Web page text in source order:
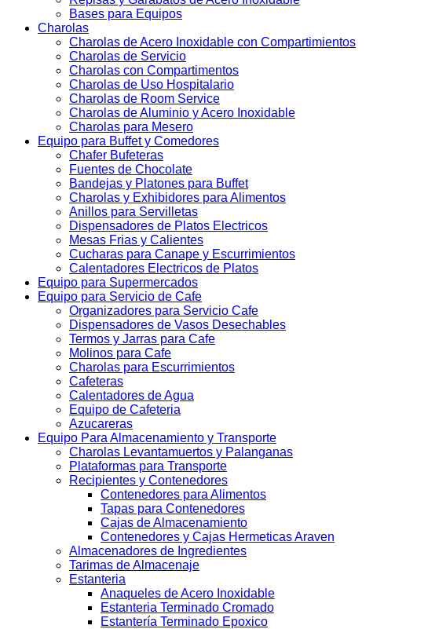
Bases para Equipos
Charolas
Charolas de Acero Inoxidable con Compartimientos
Charolas de Servicio
Charolas con Compartimentos
Charolas de Uso Hospitalario
Charolas de Room Service
Charolas de Aluminio y Acero Inoxidable
Charolas para Mesero
Equipo para Buffet y Comedores
Chafer Bufeteras
Fuentes de Chocolate
Bandejas y Platones para Buffet
Charolas y Exhibidores para Alimentos
Anillos para Servilletas
Dispensadores de Platos Electricos
Mesas Frias y Calientes
Cucharas para Canape y Escurrimientos
Calentadores Electricos de Platos
Equipo para Supermercados
Equipo para Servicio de Cafe
Organizadores para Servicio Cafe
Dispensadores de Vasos Desechables
Termos y Jarras para Cafe
Molinos para Cafe
Charolas para Escurrimientos
Cafeteras
Calentadores de Agua
Equipo de Cafeteria
Azucareras
Equipo Para Almacenamiento y Transporte
Charolas Levantamuertos y Palanganas
Plataformas para Transporte
Recipientes y Contenedores
Contenedores para Alimentos
Tapas para Contenedores
Cajas de Almacenamiento
Contenedores y Cajas Hermeticas Araven
Almacenadores de Ingredientes
Tarimas de Almacenaje
Estanteria
Anaqueles de Acero Inoxidable
Estanteria Terminado Cromado
Estantería Terminado Epoxico